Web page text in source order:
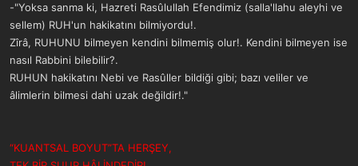
-"Yoksa sanma ki, Hazreti Rasûlullah Efendimiz (salla'llahu aleyhi ve
sellem) RUH'un hakikatını bilmiyordu!.
Zîrâ, RUHUNU bilmeyen kendini bilmemiş olur!. Kendini bilmeyen ise
nasıl Rabbini bilebilir?.
RUHUN hakikatını Nebi ve Rasûller bildiği gibi; bazı veliler ve
âlimlerin bilmesi dahi uzak değildir!."
“KUANTSAL BOYUT”TA HERŞEY,